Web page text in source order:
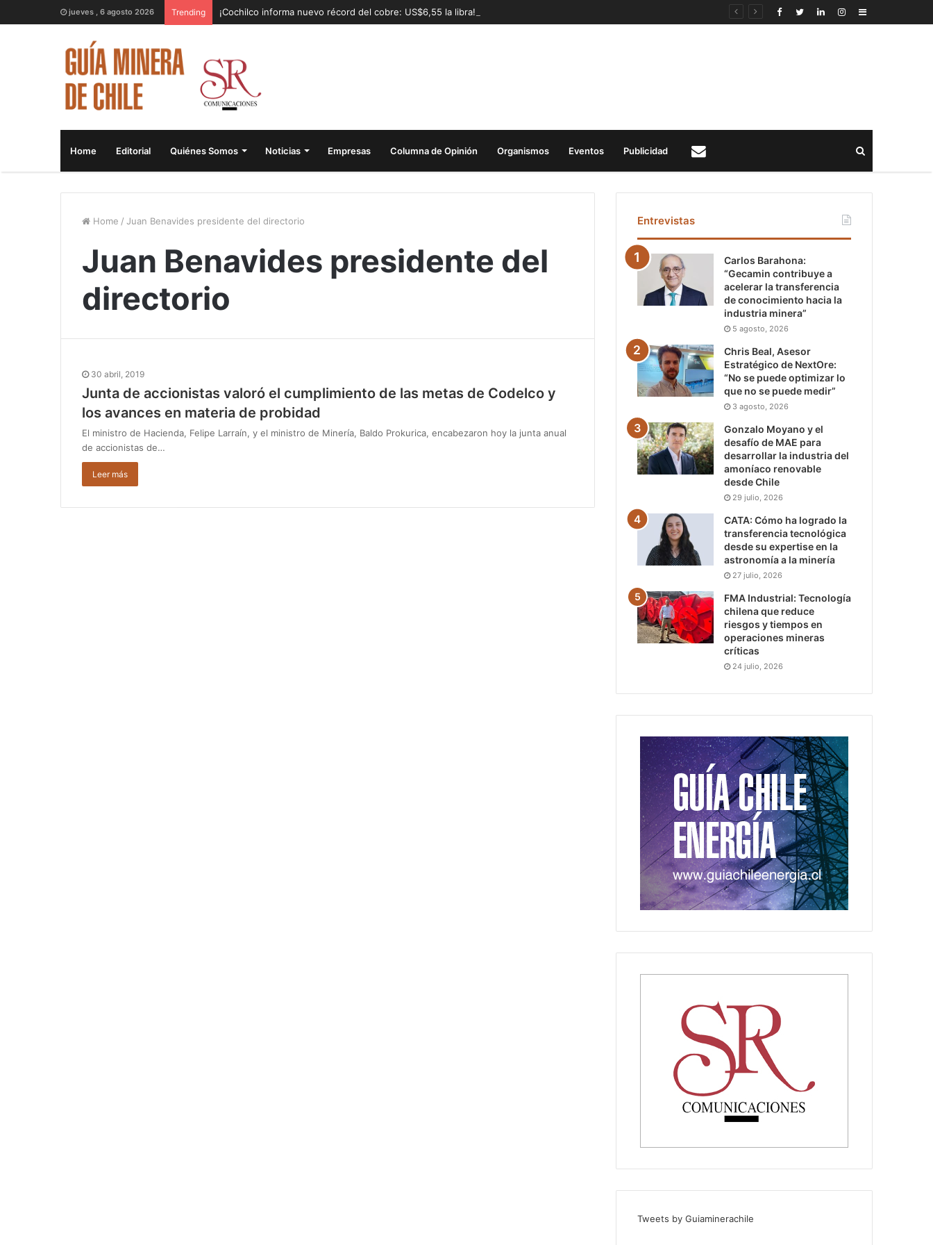
jueves , 6 agosto 2026 Trending ¡Cochilco informa nuevo récord del cobre: US$6,55 la libra! Sidebar
Home Editorial Quiénes Somos Noticias Empresas Columna de Opinión Organismos Eventos Publicidad
Home / Juan Benavides presidente del directorio
Juan Benavides presidente del
directorio
30 abril, 2019
Junta de accionistas valoró el cumplimiento de las metas de Codelco y
los avances en materia de probidad
El ministro de Hacienda, Felipe Larraín, y el ministro de Minería, Baldo Prokurica, encabezaron hoy la junta anual
de accionistas de…
Leer más
Entrevistas
Carlos Barahona:
“Gecamin contribuye a
acelerar la transferencia
de conocimiento hacia la
industria minera”
5 agosto, 2026
Chris Beal, Asesor
Estratégico de NextOre:
“No se puede optimizar lo
que no se puede medir”
3 agosto, 2026
Gonzalo Moyano y el
desafío de MAE para
desarrollar la industria del
amoníaco renovable
desde Chile
29 julio, 2026
CATA: Cómo ha logrado la
transferencia tecnológica
desde su expertise en la
astronomía a la minería
27 julio, 2026
FMA Industrial: Tecnología
chilena que reduce
riesgos y tiempos en
operaciones mineras
críticas
24 julio, 2026
Tweets by Guiaminerachile